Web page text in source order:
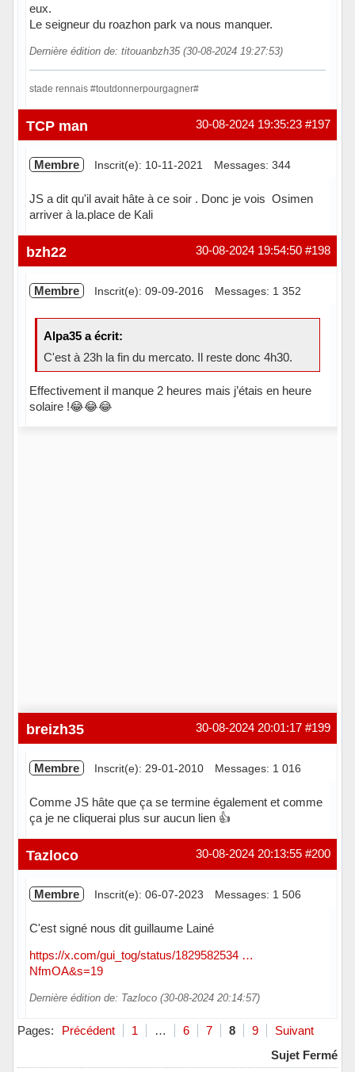
eux.
Le seigneur du roazhon park va nous manquer.
Dernière édition de: titouanbzh35 (30-08-2024 19:27:53)
stade rennais #toutdonnerpourgagner#
Hors ligne #197
30-08-2024 19:35:23
TCP man
Membre Inscrit(e): 10-11-2021 Messages: 344
JS a dit qu'il avait hâte à ce soir . Donc je vois Osimen
arriver à la.place de Kali
Hors ligne #198
30-08-2024 19:54:50
bzh22
Membre Inscrit(e): 09-09-2016 Messages: 1 352
Alpa35 a écrit:
C'est à 23h la fin du mercato. Il reste donc 4h30.
Effectivement il manque 2 heures mais j’étais en heure
solaire !😂😂😂
#199
30-08-2024 20:01:17
breizh35
Membre Inscrit(e): 29-01-2010 Messages: 1 016
Comme JS hâte que ça se termine également et comme
ça je ne cliquerai plus sur aucun lien 👍
Hors ligne #200
30-08-2024 20:13:55
Tazloco
Membre Inscrit(e): 06-07-2023 Messages: 1 506
C'est signé nous dit guillaume Lainé
https://x.com/gui_tog/status/1829582534 …
NfmOA&s=19
Dernière édition de: Tazloco (30-08-2024 20:14:57)
Hors ligne
Pages: Précédent 1 … 6 7 8 9
Suivant
Sujet Fermé